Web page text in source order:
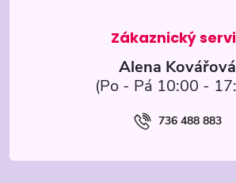
Alena Kovářová
736 488 883